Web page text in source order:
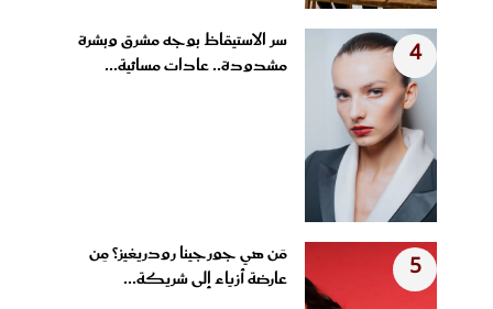
4
سر الاستيقاظ بوجه مشرق وبشرة
مشدودة.. عادات مسائية...
5
مَن هي جورجينا رودريغيز؟ مِن
عارضة أزياء إلى شريكة...